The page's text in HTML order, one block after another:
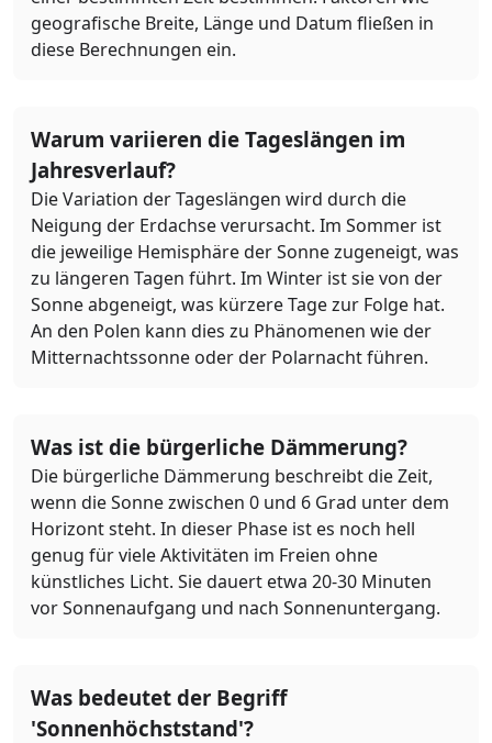
geografische Breite, Länge und Datum fließen in
diese Berechnungen ein.
Warum variieren die Tageslängen im
Jahresverlauf?
Die Variation der Tageslängen wird durch die
Neigung der Erdachse verursacht. Im Sommer ist
die jeweilige Hemisphäre der Sonne zugeneigt, was
zu längeren Tagen führt. Im Winter ist sie von der
Sonne abgeneigt, was kürzere Tage zur Folge hat.
An den Polen kann dies zu Phänomenen wie der
Mitternachtssonne oder der Polarnacht führen.
Was ist die bürgerliche Dämmerung?
Die bürgerliche Dämmerung beschreibt die Zeit,
wenn die Sonne zwischen 0 und 6 Grad unter dem
Horizont steht. In dieser Phase ist es noch hell
genug für viele Aktivitäten im Freien ohne
künstliches Licht. Sie dauert etwa 20-30 Minuten
vor Sonnenaufgang und nach Sonnenuntergang.
Was bedeutet der Begriff
'Sonnenhöchststand'?